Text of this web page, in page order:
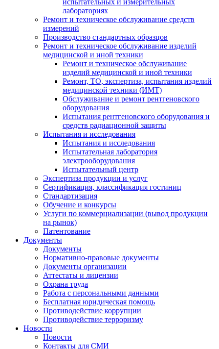
лабораториях
Ремонт и техническое обслуживание средств
измерений
Производство стандартных образцов
Ремонт и техническое обслуживание изделий
медицинской и иной техники
Ремонт и техническое обслуживание
изделий медицинской и иной техники
Ремонт, ТО, экспертиза, испытания изделий
медицинской техники (ИМТ)
Обслуживание и ремонт рентгеновского
оборудования
Испытания рентгеновского оборудования и
средств радиационной защиты
Испытания и исследования
Испытания и исследования
Испытательная лаборатория
электрооборудования
Испытательный центр
Экспертиза продукции и услуг
Сертификация, классификация гостиниц
Стандартизация
Обучение и конкурсы
Услуги по коммерциализации (вывод продукции
на рынок)
Патентование
Документы
Документы
Нормативно-правовые документы
Документы организации
Аттестаты и лицензии
Охрана труда
Работа с персональными данными
Бесплатная юридическая помощь
Противодействие коррупции
Противодействие терроризму
Новости
Новости
Контакты для СМИ